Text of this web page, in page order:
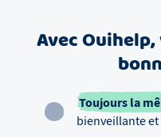
Avec
Toujours la
bienveillante